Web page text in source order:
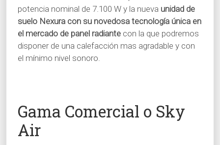
potencia nominal de 7.100 W y la nueva unidad de
suelo Nexura con su novedosa tecnología única en
el mercado de panel radiante con la que podremos
disponer de una calefacción mas agradable y con
el mínimo nivel sonoro.
Gama Comercial o Sky
Air